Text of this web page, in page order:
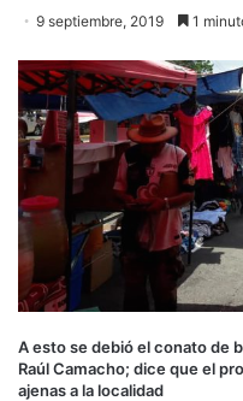
9 septiembre, 2019 1
A esto se debió el conato de
Raúl Camacho; dice que el
ajenas a la localidad